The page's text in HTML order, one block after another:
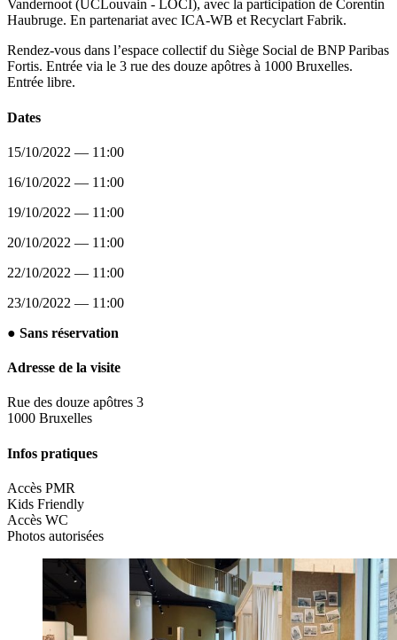
Vandernoot (UCLouvain - LOCI), avec la participation de Corentin
Haubruge. En partenariat avec ICA-WB et Recyclart Fabrik.
Rendez-vous dans l’espace collectif du Siège Social de BNP Paribas
Fortis. Entrée via le 3 rue des douze apôtres à 1000 Bruxelles.
Entrée libre.
Dates
15/10/2022 — 11:00
16/10/2022 — 11:00
19/10/2022 — 11:00
20/10/2022 — 11:00
22/10/2022 — 11:00
23/10/2022 — 11:00
● Sans réservation
Adresse de la visite
Rue des douze apôtres 3
1000 Bruxelles
Infos pratiques
Accès PMR
Kids Friendly
Accès WC
Photos autorisées